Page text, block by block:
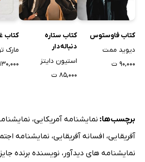
کتاب فاوستوس
دیوید ممت
۹۰,۰۰۰ ت
کتاب ستاره
دنباله‌دار
استیون دایتز
۸۵,۰۰۰ ت
کتاب
مارک
۱۳۰,۰۰۰ ت
برچسب‌ها: نمایشنامه آمریکایی،
آفریقایی، افسانه آفریقایی، نمایشنامه
نمایشنامه های دیدآور ، نویسنده برنده